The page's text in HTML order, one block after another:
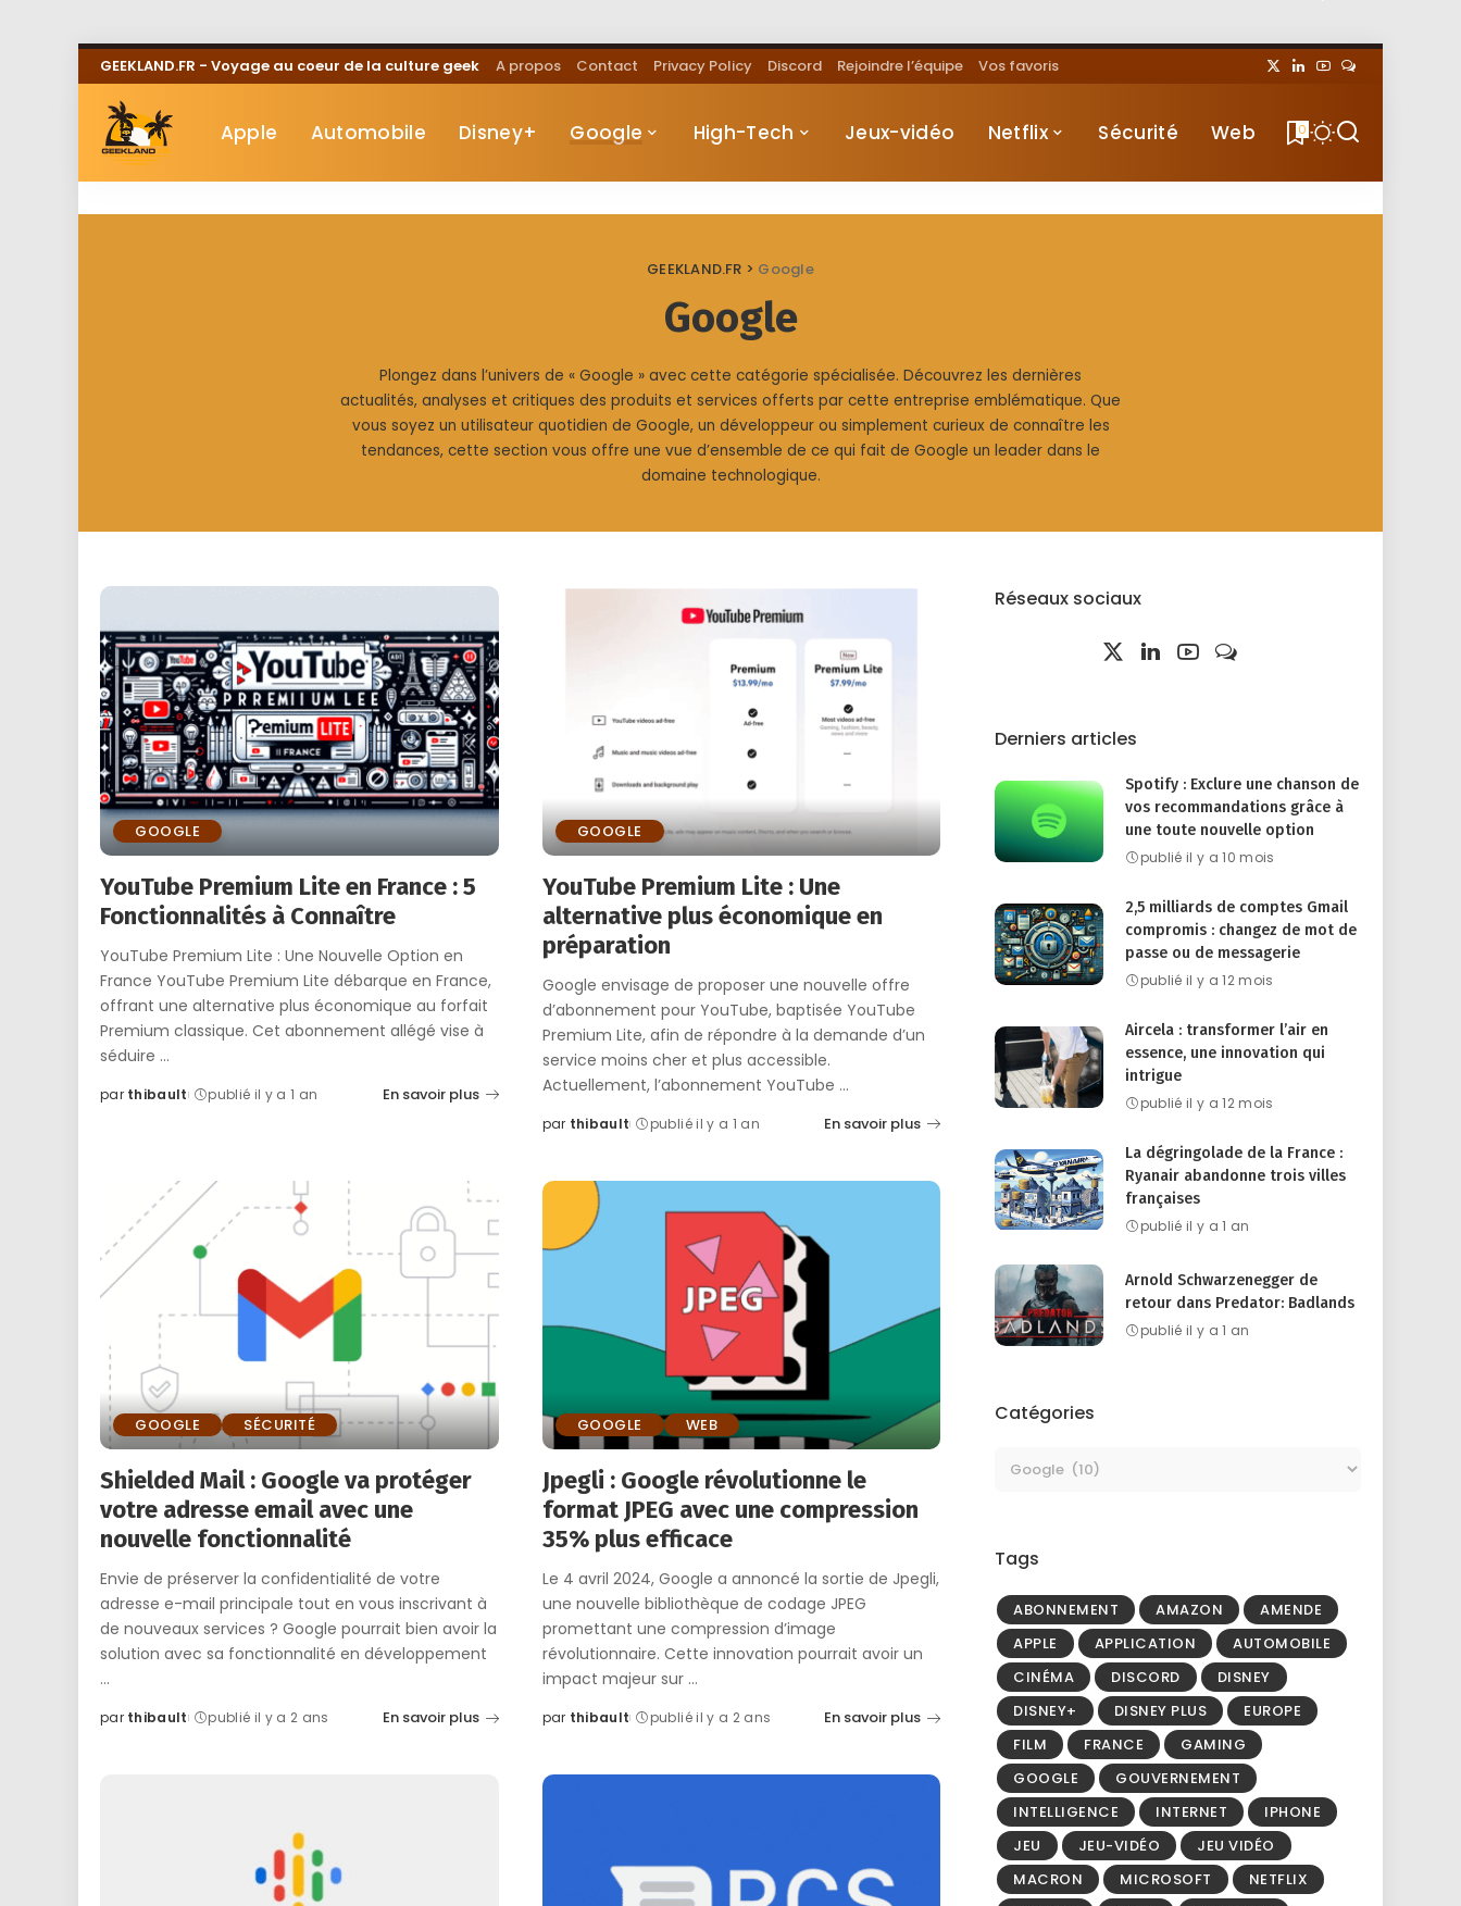
GEEKLAND.FR - Voyage au coeur de la culture geek A propos Contact Privacy Policy Discord Rejoindre l’équipe Vos favoris
Apple Automobile Disney+ Google High-Tech Jeux-vidéo Netflix Sécurité Web 0
GEEKLAND.FR > Google
Google
Plongez dans l’univers de « Google » avec cette catégorie spécialisée. Découvrez les dernières
actualités, analyses et critiques des produits et services offerts par cette entreprise emblématique. Que
vous soyez un utilisateur quotidien de Google, un développeur ou simplement curieux de connaître les
tendances, cette section vous offre une vue d’ensemble de ce qui fait de Google un leader dans le
domaine technologique.
GOOGLE
YouTube Premium Lite en France : 5
Fonctionnalités à Connaître
YouTube Premium Lite : Une Nouvelle Option en
France YouTube Premium Lite débarque en France,
offrant une alternative plus économique au forfait
Premium classique. Cet abonnement allégé vise à
séduire ...
Posted
par thibault publié il y a 1 an En savoir plus
GOOGLE
YouTube Premium Lite : Une
alternative plus économique en
préparation
Google envisage de proposer une nouvelle offre
d’abonnement pour YouTube, baptisée YouTube
Premium Lite, afin de répondre à la demande d’un
service moins cher et plus accessible.
Actuellement, l’abonnement YouTube ...
Posted
par thibault publié il y a 1 an En savoir plus
GOOGLE SÉCURITÉ
Shielded Mail : Google va protéger
votre adresse email avec une
nouvelle fonctionnalité
Envie de préserver la confidentialité de votre
adresse e-mail principale tout en vous inscrivant à
de nouveaux services ? Google pourrait bien avoir la
solution avec sa fonctionnalité en développement
...
Posted
par thibault publié il y a 2 ans En savoir plus
GOOGLE WEB
Jpegli : Google révolutionne le
format JPEG avec une compression
35% plus efficace
Le 4 avril 2024, Google a annoncé la sortie de Jpegli,
une nouvelle bibliothèque de codage JPEG
promettant une compression d’image
révolutionnaire. Cette innovation pourrait avoir un
impact majeur sur ...
Posted
par thibault publié il y a 2 ans En savoir plus
Réseaux sociaux
Derniers articles
Spotify : Exclure une chanson de
vos recommandations grâce à
une toute nouvelle option
publié il y a 10 mois
2,5 milliards de comptes Gmail
compromis : changez de mot de
passe ou de messagerie
publié il y a 12 mois
Aircela : transformer l’air en
essence, une innovation qui
intrigue
publié il y a 12 mois
La dégringolade de la France :
Ryanair abandonne trois villes
françaises
publié il y a 1 an
Arnold Schwarzenegger de
retour dans Predator: Badlands
publié il y a 1 an
Catégories
Tags
ABONNEMENT AMAZON
AMENDE
APPLE
APPLICATION
AUTOMOBILE
CINÉMA
DISCORD
DISNEY
DISNEY+
DISNEY PLUS
EUROPE
FILM
FRANCE
GAMING
GOOGLE
GOUVERNEMENT
INTELLIGENCE
INTERNET
IPHONE
JEU
JEU-VIDÉO
JEU VIDÉO
MACRON
MICROSOFT
NETFLIX